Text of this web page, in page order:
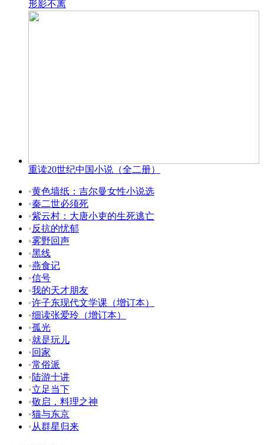
形影不离
重读20世纪中国小说（全二册）
•黄色墙纸：吉尔曼女性小说选
•秦二世必须死
•紫云村：大唐小吏的生死逃亡
•反抗的忧郁
•雾野回声
•黑线
•燕食记
•信号
•我的天才朋友
•许子东现代文学课（增订本）
•细读张爱玲（增订本）
•孤光
•就是玩儿
•回家
•常俗派
•陆游十讲
•立足当下
•敬启，料理之神
•猫与东京
•从群星归来